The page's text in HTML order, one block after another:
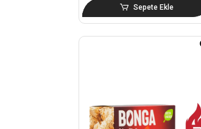
Sepete Ekle